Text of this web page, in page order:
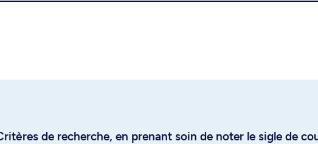
de recherche, en prenant soin de noter le sigle de